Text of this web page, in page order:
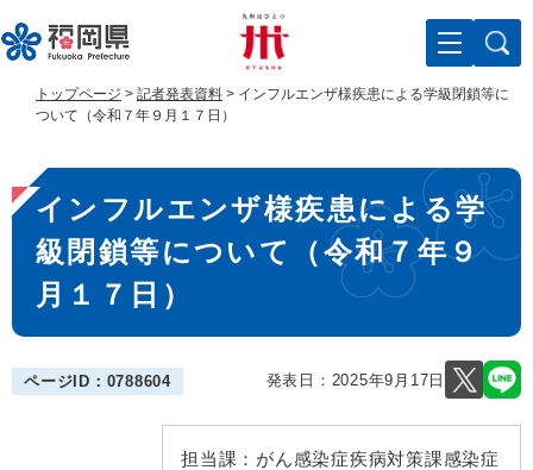
ー
ジ
す
。
ニ
ュ
し
て
トップページ > 記者発表資料 > インフルエンザ様疾患による学級閉鎖等に
ついて（令和７年９月１７日）
本
文
インフルエンザ様疾患による学
級閉鎖等について（令和７年９
月１７日）
ページID：0788604 発表日： 2025年9月17日
担当課： がん感染症疾病対策課感染症